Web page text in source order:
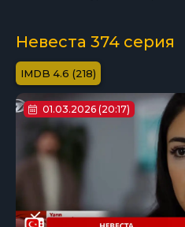
Невеста 374 серия
4.6 (218)
01.03.2026 (20:17)